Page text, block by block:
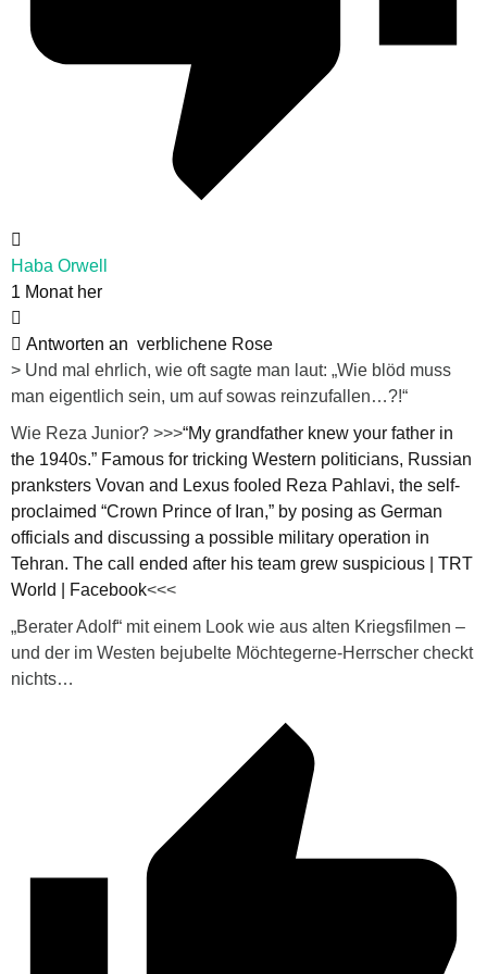
Haba Orwell
1 Monat her
Antworten an verblichene Rose
> Und mal ehrlich, wie oft sagte man laut: „Wie blöd muss
man eigentlich sein, um auf sowas reinzufallen…?!“
Wie Reza Junior? >>>“My grandfather knew your father in
the 1940s.” Famous for tricking Western politicians, Russian
pranksters Vovan and Lexus fooled Reza Pahlavi, the self-
proclaimed “Crown Prince of Iran,” by posing as German
officials and discussing a possible military operation in
Tehran. The call ended after his team grew suspicious | TRT
World | Facebook<<<
„Berater Adolf“ mit einem Look wie aus alten Kriegsfilmen –
und der im Westen bejubelte Möchtegerne-Herrscher checkt
nichts…